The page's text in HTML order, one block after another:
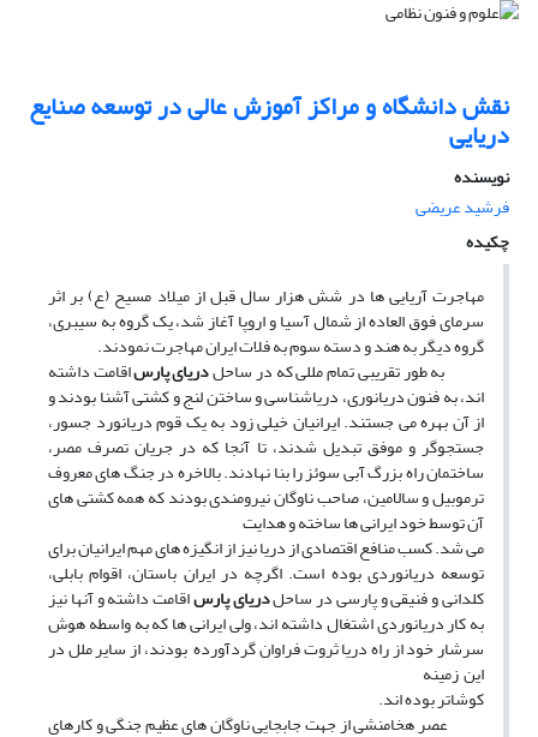
نقش دانشگاه و مراکز آموزش عالی در توسعه صنایع
دریایی
نویسنده
فرشید عریضی
چکیده
مهاجرت آریایی ها در شش هزار سال قبل از میلاد مسیح (ع) بر اثر
سرمای فوق العاده از شمال آسیا و اروپا آغاز شد، یک گروه به سیبری،
گروه دیگر به هند و دسته سوم به فلات ایران مهاجرت نمودند.
به طور تقریبی تمام مللی که در ساحلدریای پارساقامت داشته
اند، به فنون دریانوری، دریاشناسی و ساختن لنج و کشتی آشنا بودند و
از آن بهره می جستند. ایرانیان خیلی زود به یک قوم دریانورد جسور،
جستجوگر و موفق تبدیل شدند، تا آنجا که در جریان تصرف مصر،
ساختمان راه بزرگ آبی سوئز را بنا نهادند. بالاخره در جنگ های معروف
ترموبیل و سالامین، صاحب ناوگان نیرومندی بودند که همه کشتی های
آن توسط خود ایرانی ها ساخته و هدایت
می شد. کسب منافع اقتصادی از دریا نیز از انگیزه های مهم ایرانیان برای
توسعه دریانوردی بوده است. اگرچه در ایران باستان، اقوام بابلی،
کلدانی و فنیقی و پارسی در ساحلدریای پارساقامت داشته و آنها نیز
به کار دریانوردی اشتغال داشته اند، ولی ایرانی ها که به واسطه هوش
سرشار خود از راه دریا ثروت فراوان گردآورده بودند، از سایر ملل در
این زمینه
کوشاتر بوده اند.
عصر هخامنشی از جهت جابجایی ناوگان های عظیم جنگی و کارهای